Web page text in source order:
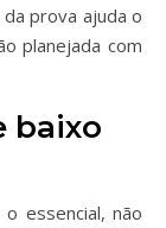
prova ajuda o
planejada com
baixo
essencial, não